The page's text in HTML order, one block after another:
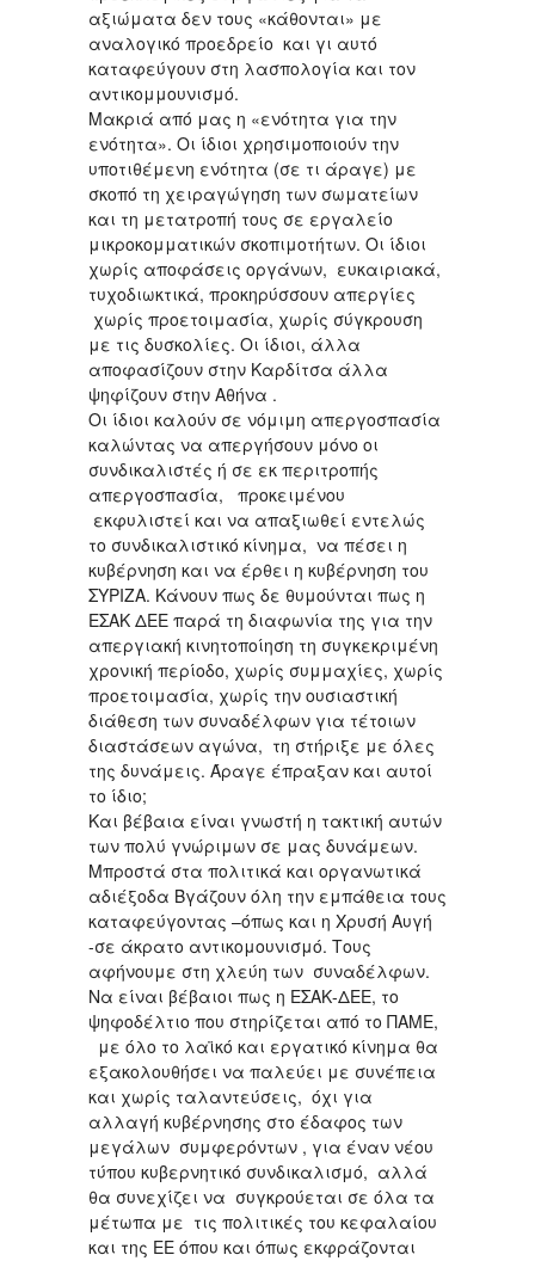
αξιώματα δεν τους «κάθονται» με
αναλογικό προεδρείο και γι αυτό
καταφεύγουν στη λασπολογία και τον
αντικομμουνισμό.
Μακριά από μας η «ενότητα για την
ενότητα». Οι ίδιοι χρησιμοποιούν την
υποτιθέμενη ενότητα (σε τι άραγε) με
σκοπό τη χειραγώγηση των σωματείων
και τη μετατροπή τους σε εργαλείο
μικροκομματικών σκοπιμοτήτων. Οι ίδιοι
χωρίς αποφάσεις οργάνων, ευκαιριακά,
τυχοδιωκτικά, προκηρύσσουν απεργίες
χωρίς προετοιμασία, χωρίς σύγκρουση
με τις δυσκολίες. Οι ίδιοι, άλλα
αποφασίζουν στην Καρδίτσα άλλα
ψηφίζουν στην Αθήνα .
Οι ίδιοι καλούν σε νόμιμη απεργοσπασία
καλώντας να απεργήσουν μόνο οι
συνδικαλιστές ή σε εκ περιτροπής
απεργοσπασία, προκειμένου
εκφυλιστεί και να απαξιωθεί εντελώς
το συνδικαλιστικό κίνημα, να πέσει η
κυβέρνηση και να έρθει η κυβέρνηση του
ΣΥΡΙΖΑ. Κάνουν πως δε θυμούνται πως η
ΕΣΑΚ ΔΕΕ παρά τη διαφωνία της για την
απεργιακή κινητοποίηση τη συγκεκριμένη
χρονική περίοδο, χωρίς συμμαχίες, χωρίς
προετοιμασία, χωρίς την ουσιαστική
διάθεση των συναδέλφων για τέτοιων
διαστάσεων αγώνα, τη στήριξε με όλες
της δυνάμεις. Άραγε έπραξαν και αυτοί
το ίδιο;
Και βέβαια είναι γνωστή η τακτική αυτών
των πολύ γνώριμων σε μας δυνάμεων.
Μπροστά στα πολιτικά και οργανωτικά
αδιέξοδα Βγάζουν όλη την εμπάθεια τους
καταφεύγοντας –όπως και η Χρυσή Αυγή
-σε άκρατο αντικομουνισμό. Τους
αφήνουμε στη χλεύη των συναδέλφων.
Να είναι βέβαιοι πως η ΕΣΑΚ-ΔΕΕ, το
ψηφοδέλτιο που στηρίζεται από το ΠΑΜΕ,
με όλο το λαϊκό και εργατικό κίνημα θα
εξακολουθήσει να παλεύει με συνέπεια
και χωρίς ταλαντεύσεις, όχι για
αλλαγή κυβέρνησης στο έδαφος των
μεγάλων συμφερόντων , για έναν νέου
τύπου κυβερνητικό συνδικαλισμό, αλλά
θα συνεχίζει να συγκρούεται σε όλα τα
μέτωπα με τις πολιτικές του κεφαλαίου
και της ΕΕ όπου και όπως εκφράζονται